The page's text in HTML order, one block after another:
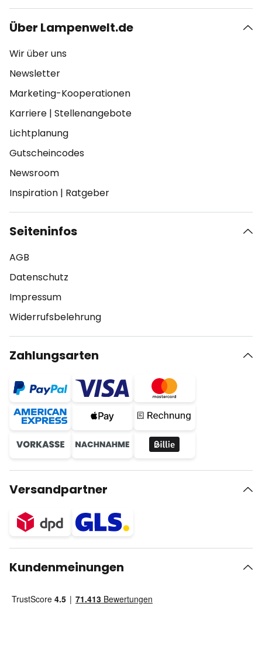
Über Lampenwelt.de
Wir über uns
Newsletter
Marketing-Kooperationen
Karriere | Stellenangebote
Lichtplanung
Gutscheincodes
Newsroom
Inspiration | Ratgeber
Seiteninfos
AGB
Datenschutz
Impressum
Widerrufsbelehrung
Zahlungsarten
Versandpartner
Kundenmeinungen